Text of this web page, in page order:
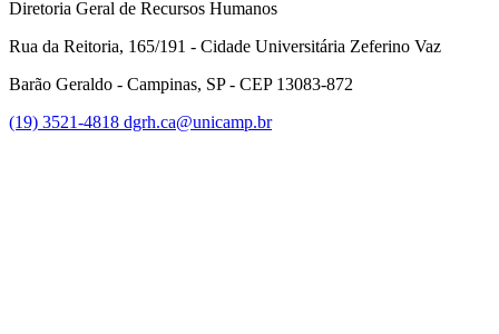
Diretoria Geral de Recursos Humanos
Rua da Reitoria, 165/191 - Cidade Universitária Zeferino Vaz
Barão Geraldo - Campinas, SP - CEP 13083-872
(19) 3521-4818 dgrh.ca@unicamp.br